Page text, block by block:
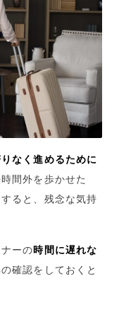
なく進めるために
間外を歩かせた
ると、残念な気持
ーの時間に遅れな
確認をしておくと